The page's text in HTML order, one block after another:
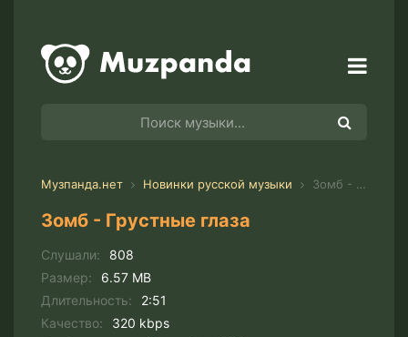
Музпанда.нет Новинки русской музыки Зомб - Грустные глаза
Зомб - Грустные глаза
Слушали:
808
Размер:
6.57 MB
Длительность:
2:51
Качество:
320 kbps